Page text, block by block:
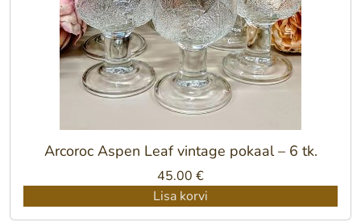
Arcoroc Aspen Leaf vintage pokaal – 6 tk.
45.00 €
Lisa korvi